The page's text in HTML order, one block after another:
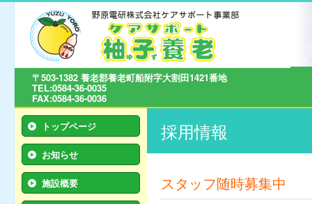
〒503-1382 養老郡養老町船附字大割田1421番地
TEL:0584-36-0035
FAX:0584-36-0036
トップページ
お知らせ
施設概要
採用情報
スタッフ随時募集中